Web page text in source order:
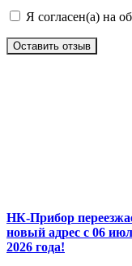
Я согласен(а) на
Оставить отзыв
НК-Прибор
новый адрес с 06
2026 года!